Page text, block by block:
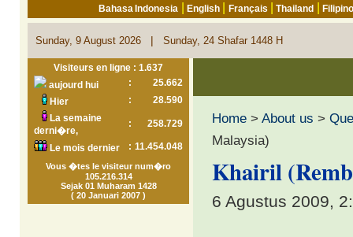
Bahasa Indonesia |English Français |Thailand |
Sunday, 9 August 2026 | Sunday, 24 Shafar 1448 H
Visiteurs en ligne : 1.637
aujourd hui
:
25.662
Hier
:
28.590
La semaine
derni�re,
: 258.729
Le mois dernier : 11.454.048
Vous �tes le visiteur num�ro
105.216.314
Sejak 01 Muharam 1428
( 20 Januari 2007 )
Home > About us >
Malaysia)
Khairil
6 Agustus 2009,